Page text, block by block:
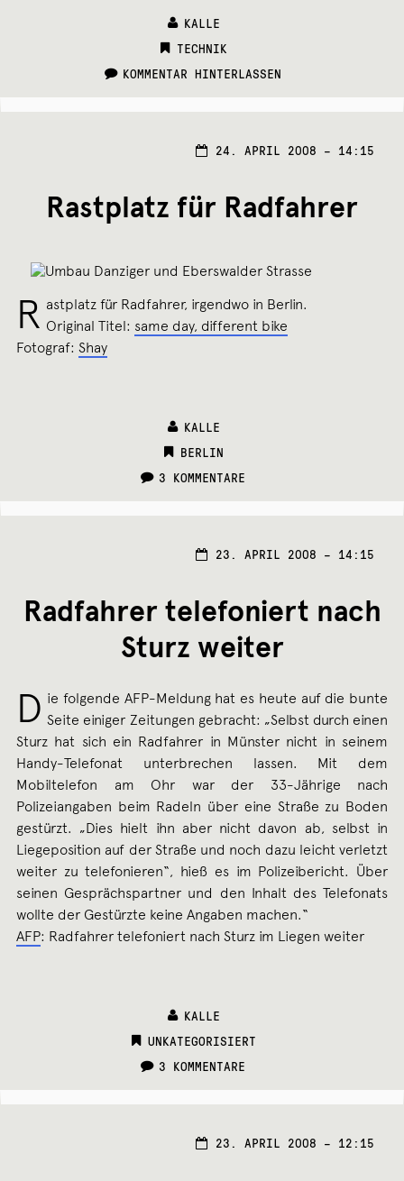
KALLE
CATEGORIES:
TECHNIK
KOMMENTAR HINTERLASSEN
24. APRIL 2008 – 14:15
Rastplatz für Radfahrer
R astplatz für Radfahrer, irgendwo in Berlin.
Original Titel: same day, different bike
Fotograf: Shay
KALLE
CATEGORIES:
BERLIN
3 KOMMENTARE
23. APRIL 2008 – 14:15
Radfahrer telefoniert nach
Sturz weiter
D ie folgende AFP-Meldung hat es heute auf die bunte
Seite einiger Zeitungen gebracht: „Selbst durch einen
Sturz hat sich ein Radfahrer in Münster nicht in seinem
Handy-Telefonat unterbrechen lassen. Mit dem
Mobiltelefon am Ohr war der 33-Jährige nach
Polizeiangaben beim Radeln über eine Straße zu Boden
gestürzt. „Dies hielt ihn aber nicht davon ab, selbst in
Liegeposition auf der Straße und noch dazu leicht verletzt
weiter zu telefonieren“, hieß es im Polizeibericht. Über
seinen Gesprächspartner und den Inhalt des Telefonats
wollte der Gestürzte keine Angaben machen.“
AFP: Radfahrer telefoniert nach Sturz im Liegen weiter
KALLE
CATEGORIES:
UNKATEGORISIERT
3 KOMMENTARE
23. APRIL 2008 – 12:15